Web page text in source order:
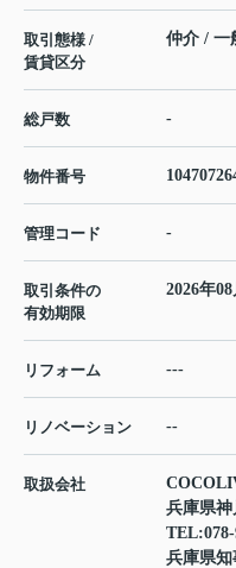
取引態様 /
賃貸区分
仲介 / 一
総戸数 -
物件番号
管理コード -
取引条件の
有効期限
2026年08
リフォーム ---
リノベーション --
取扱会社
兵庫県神
TEL:
兵庫県知